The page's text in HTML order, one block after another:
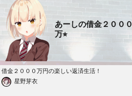
あーしの借金２０００
万⭐︎
借金２０００万円の楽しい返済生活！
星野芽衣